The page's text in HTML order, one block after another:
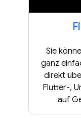
Sie
ganz
direkt
Flutter-,
auf